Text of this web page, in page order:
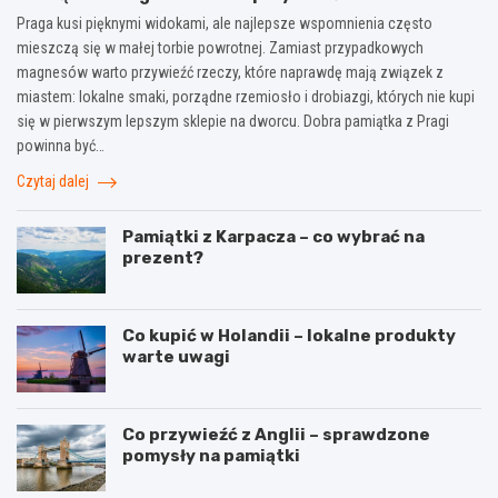
Praga kusi pięknymi widokami, ale najlepsze wspomnienia często
mieszczą się w małej torbie powrotnej. Zamiast przypadkowych
magnesów warto przywieźć rzeczy, które naprawdę mają związek z
miastem: lokalne smaki, porządne rzemiosło i drobiazgi, których nie kupi
się w pierwszym lepszym sklepie na dworcu. Dobra pamiątka z Pragi
powinna być…
Czytaj dalej
Pamiątki z Karpacza – co wybrać na
prezent?
Co kupić w Holandii – lokalne produkty
warte uwagi
Co przywieźć z Anglii – sprawdzone
pomysły na pamiątki